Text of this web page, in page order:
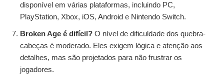
disponível em várias plataformas, incluindo PC,
PlayStation, Xbox, iOS, Android e Nintendo Switch.
Broken Age é difícil? O nível de dificuldade dos quebra-
cabeças é moderado. Eles exigem lógica e atenção aos
detalhes, mas são projetados para não frustrar os
jogadores.